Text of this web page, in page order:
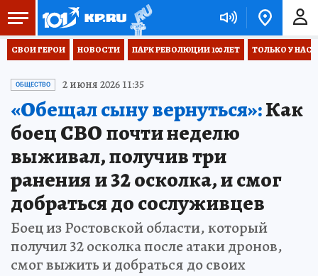
СВОИ ГЕРОИ НОВОСТИ ПАРК РЕВОЛЮЦИИ 100 ЛЕТ ТОЛЬКО У НАС
ОБЩЕСТВО 2 июня 2026 11:35
«Обещал сыну вернуться»:Как
боец СВО почти неделю
выживал, получив три
ранения и 32 осколка, и смог
добраться до сослуживцев
Боец из Ростовской области, который
получил 32 осколка после атаки дронов,
смог выжить и добраться до своих